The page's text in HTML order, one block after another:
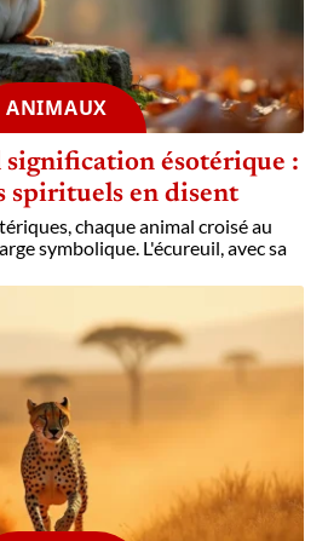
ANIMAUX
ésotérique :
spirituels en disent
chaque animal croisé au
symbolique. L'écureuil, avec sa